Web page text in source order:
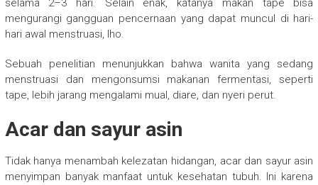
selama 2–3 hari. Selain enak, katanya makan tape bisa
mengurangi gangguan pencernaan yang dapat muncul di hari-
hari awal menstruasi, lho.
Sebuah penelitian menunjukkan bahwa wanita yang sedang
menstruasi dan mengonsumsi makanan fermentasi, seperti
tape, lebih jarang mengalami mual, diare, dan nyeri perut.
Acar dan sayur asin
Tidak hanya menambah kelezatan hidangan, acar dan sayur asin
menyimpan banyak manfaat untuk kesehatan tubuh. Ini karena